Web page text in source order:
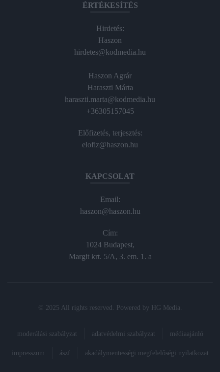
ÉRTÉKESÍTÉS
Hirdetés:
Haszon
hirdetes@kodmedia.hu
Haszon Agrár
Haraszti Márta
haraszti.marta@kodmedia.hu
+36305157045
Előfizetés, terjesztés:
elofiz@haszon.hu
KAPCSOLAT
Email:
haszon@haszon.hu
Cím:
1024 Budapest,
Margit krt. 5/A, 3. em. 1. a
© 2025 All rights reserved. Powered by HG Media
moderálási szabályzat adatvédelmi szabályzat médiaajánló
impresszum ászf akadálymentességi megfelelőségi nyilatkozat